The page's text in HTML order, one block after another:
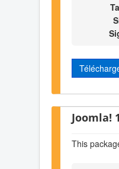
Joomla!
This